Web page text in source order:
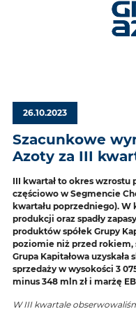
26.10.2023
Szacunkowe
Azoty za III
III kwartał to okres wzrostu
częściowo w Segmencie
kwartału poprzedniego).
produkcji oraz spadły
produktów spółek Grupy
poziomie niż przed rokiem,
Grupa Kapitałowa
sprzedaży w wysokości 3
minus 348 mln zł i marżę
W III kwartale